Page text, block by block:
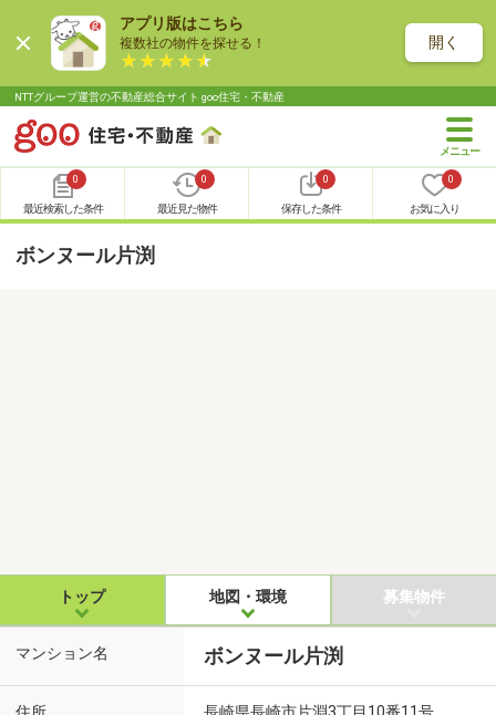
アプリ版はこちら
複数社の物件を探せる！ 開く
NTTグループ運営の不動産総合サイト goo住宅・不動産
0
最近検索した条件
0
最近見た物件
0
保存した条件
0
お気に入り
ボンヌール片渕
トップ 地図・環境 募集物件
マンション名 ボンヌール片渕